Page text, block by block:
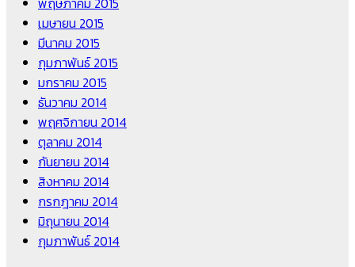
เมษายน 2015
มีนาคม 2015
กุมภาพันธ์ 2015
มกราคม 2015
ธันวาคม 2014
พฤศจิกายน 2014
ตุลาคม 2014
กันยายน 2014
สิงหาคม 2014
กรกฎาคม 2014
มิถุนายน 2014
กุมภาพันธ์ 2014